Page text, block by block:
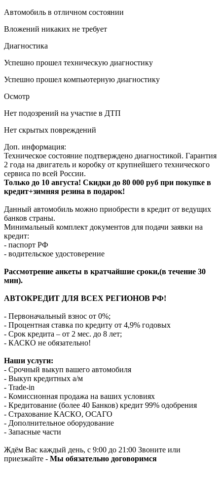
Автомобиль в отличном состоянии
Вложений никаких не требует
Диагностика
Успешно прошел техническую диагностику
Успешно прошел компьютерную диагностику
Осмотр
Нет подозрений на участие в ДТП
Нет скрытых повреждений
Доп. информация:
Техническое состояние подтверждено диагностикой. Гарантия
2 года на двигатель и коробку от крупнейшего технического
сервиса по всей России.
Только до 10 августа! Скидки до 80 000 руб при покупке в
кредит+зимняя резина в подарок!
Данный автомобиль можно приобрести в кредит от ведущих
банков страны.
Минимальный комплект документов для подачи заявки на
кредит:
- паспорт РФ
- водительское удостоверение
Рассмотрение анкеты в кратчайшие сроки,(в течение 30
мин).
АВТОКРЕДИТ ДЛЯ ВСЕХ РЕГИОНОВ РФ!
- Первоначальный взнос от 0%;
- Процентная ставка по кредиту от 4,9% годовых
- Срок кредита – от 2 мес. до 8 лет;
- КАСКО не обязательно!
Наши услуги:
- Срочный выкуп вашего автомобиля
- Выкуп кредитных а/м
- Trade-in
- Комиссионная продажа на ваших условиях
- Кредитование (более 40 Банков) кредит 99% одобрения
- Страхование КАСКО, ОСАГО
- Дополнительное оборудование
- Запасные части
Ждём Вас каждый день, с 9:00 до 21:00 Звоните или
приезжайте - Мы обязательно договоримся